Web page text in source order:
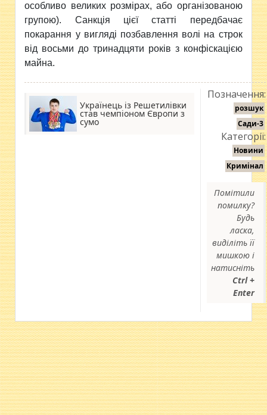
особливо великих розмірах, або організованою
групою). Санкція цієї статті передбачає
покарання у вигляді позбавлення волі на строк
від восьми до тринадцяти років з конфіскацією
майна.
Українець із Решетилівки
став чемпіоном Європи з
сумо
Позначення:
розшук
Сади-3
Категорії:
Новини
Кримінал
Помітили
помилку?
Будь
ласка,
виділіть її
мишкою і
натисніть
Ctrl +
Enter